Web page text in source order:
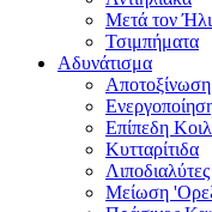
Μετά τον
Τσιμπήματα
Αδυνάτισμα
Αποτοξίνωση
Επίπεδη
Κυτταρίτιδα
Λιποδιαλύτες
Μείωση